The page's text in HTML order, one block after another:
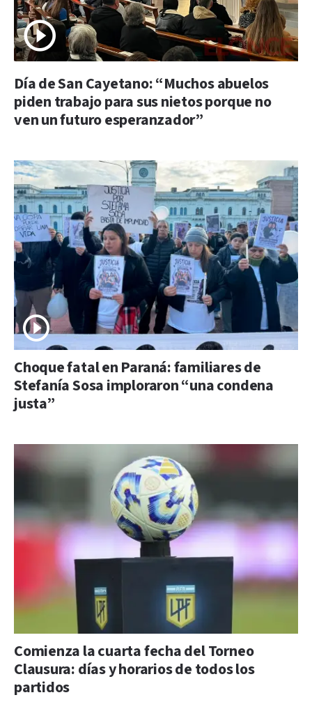
Día de San Cayetano: “Muchos abuelos
piden trabajo para sus nietos porque no
ven un futuro esperanzador”
Choque fatal en Paraná: familiares de
Stefanía Sosa imploraron “una condena
justa”
Comienza la cuarta fecha del Torneo
Clausura: días y horarios de todos los
partidos